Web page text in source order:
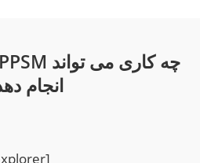
انجام